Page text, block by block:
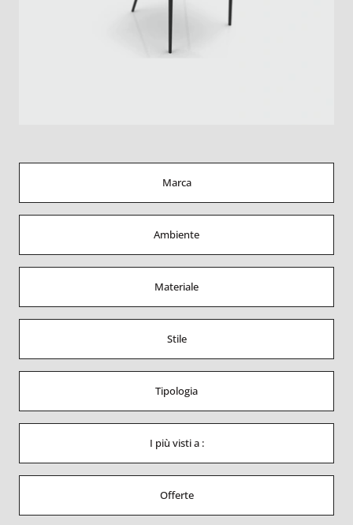
Marca
Ambiente
Materiale
Stile
Tipologia
I più visti a :
Offerte